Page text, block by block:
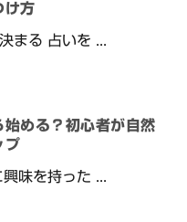
け方
まる 占いを ...
める？初心者が自然
プ
味を持った ...